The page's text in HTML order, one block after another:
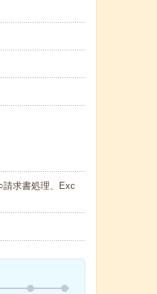
請求書処理、Exc